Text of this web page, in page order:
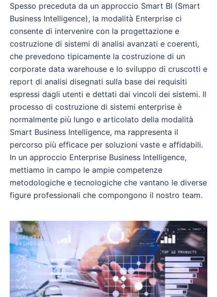
Spesso preceduta da un approccio Smart BI (Smart
Business Intelligence), la modalità Enterprise ci
consente di intervenire con la progettazione e
costruzione di sistemi di analisi avanzati e coerenti,
che prevedono tipicamente la costruzione di un
corporate data warehouse e lo sviluppo di cruscotti e
report di analisi disegnati sulla base dei requisiti
espressi dagli utenti e dettati dai vincoli dei sistemi. Il
processo di costruzione di sistemi enterprise è
normalmente più lungo e articolato della modalità
Smart Business Intelligence, ma rappresenta il
percorso più efficace per soluzioni vaste e affidabili.
In un approccio Enterprise Business Intelligence,
mettiamo in campo le ampie competenze
metodologiche e tecnologiche che vantano le diverse
figure professionali che compongono il nostro team.